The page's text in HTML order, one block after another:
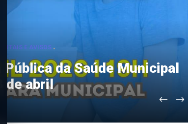
EDITAIS E AVISOS
Pública da Saúde Municipal
de abril
PROCESSO ADMINISTRATIVO
- 2025